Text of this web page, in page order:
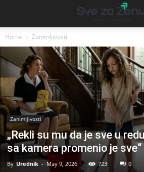
Home Zanimljivosti
Zanimljivosti
„Rekli su mu da je sve u
sa kamera promenio je sve“
By Urednik - May 9, 2026 723 0